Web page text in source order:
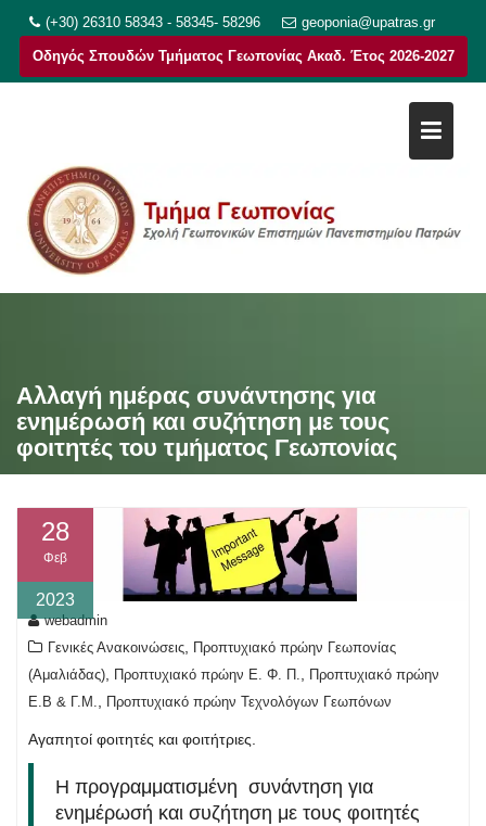
στο
περιεχόμενο
(+30) 26310 58343 - 58345- 58296 geoponia@upatras.gr
Οδηγός Σπουδών Τμήματος Γεωπονίας Ακαδ. Έτος 2026-2027
Αλλαγή ημέρας συνάντησης για
ενημέρωσή και συζήτηση με τους
φοιτητές του τμήματος Γεωπονίας
28
Φεβ
2023
webadmin
Γενικές Ανακοινώσεις
Προπτυχιακό πρώην Γεωπονίας
(Αμαλιάδας)
Προπτυχιακό πρώην Ε. Φ. Π.
Προπτυχιακό πρώην
Ε.Β & Γ.Μ.
Προπτυχιακό πρώην Τεχνολόγων Γεωπόνων
Αγαπητοί φοιτητές και φοιτήτριες.
Η προγραμματισμένη συνάντηση για
ενημέρωσή και συζήτηση με τους φοιτητές